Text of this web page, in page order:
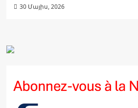
30 Մայիս, 2026